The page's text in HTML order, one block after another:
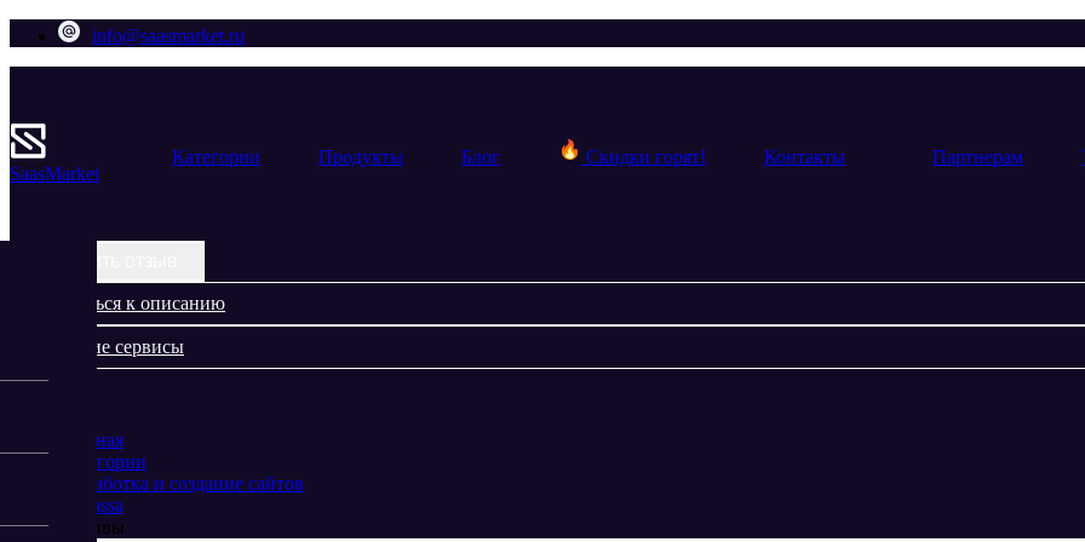
info@saasmarket.ru
SaasMarket
Категории Продукты Блог Скидки горят! Контакты Партнерам
Вернуться к описанию
Похожие сервисы
Главная
Категории
Разработка и создание сайтов
ЮKassa
Отзывы